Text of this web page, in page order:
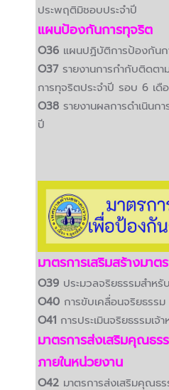
ประพฤติมิชอบประจำปี
แผนป้องกันการทุจริต
O36 แผนปฏิบัติการป้องกันก
O37รายงานการกำกับติดตา
การทุจริตประจำปี รอบ 6 เดื
O38 รายงานผลการดำเนินก
ปี
มาตรการเสริมสร้างมา
O39 ประมวลจริยธรรมสำหรั
O40 การขับเคลื่อนจริยธรรม
O41 การประเมินจริยธรรมเจ้
มาตรการส่งเสริมคุณธร
ภายในหน่วยงาน
O42 มาตรการส่งเสริมคุณธร